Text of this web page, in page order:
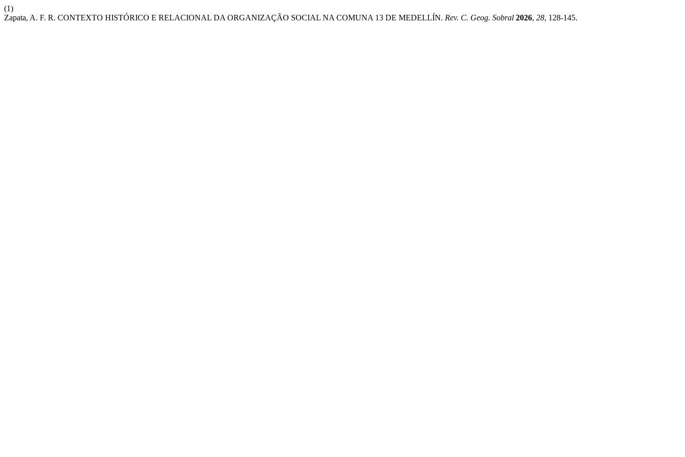
(1)
Zapata, A. F. R. CONTEXTO HISTÓRICO E RELACIONAL DA ORGANIZAÇÃO SOCIAL NA COMUNA 13 DE MEDELLÍN. Rev. C. Geog. Sobral 2026, 28, 128-145.